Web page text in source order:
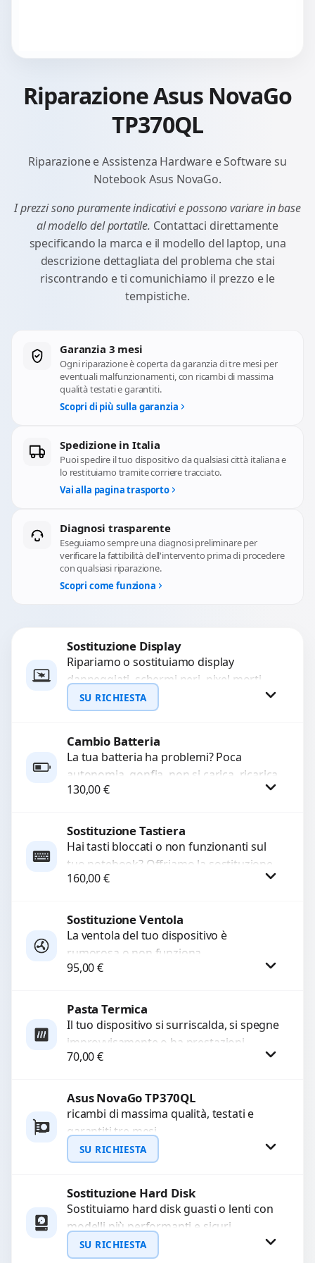
Riparazione Asus NovaGo
TP370QL
Riparazione e Assistenza Hardware e Software su
Notebook Asus NovaGo.
I prezzi sono puramente indicativi e possono variare in base
al modello del portatile. Contattaci direttamente
specificando la marca e il modello del laptop, una
descrizione dettagliata del problema che stai
riscontrando e ti comunichiamo il prezzo e le
tempistiche.
Garanzia 3 mesi
Ogni riparazione è coperta da garanzia di tre mesi per
eventuali malfunzionamenti, con ricambi di massima
qualità testati e garantiti.
Scopri di più sulla garanzia
Spedizione in Italia
Puoi spedire il tuo dispositivo da qualsiasi città italiana e
lo restituiamo tramite corriere tracciato.
Vai alla pagina trasporto
Diagnosi trasparente
Eseguiamo sempre una diagnosi preliminare per
verificare la fattibilità dell'intervento prima di procedere
con qualsiasi riparazione.
Scopri come funziona
Sostituzione Display
Ripariamo o sostituiamo display
danneggiati, schermi neri, pixel morti,
righe sullo schermo, vetro incrinato,
LCD rotto, aloni o colori sbiaditi,...
SU RICHIESTA
Richiedi Preventivo
WhatsApp
Cambio Batteria
La tua batteria ha problemi? Poca
autonomia, gonfia, non si carica, ricarica
lenta o cicli di ricarica esauriti?
130,00€
Procedi
Sostituzione Tastiera
Hai tasti bloccati o non funzionanti sul
tuo notebook? Offriamo la sostituzione
completa della tastiera con ricambi di
160,00€
Procedi
Sostituzione Ventola
La ventola del tuo dispositivo è
rumorosa o non funziona
correttamente? Offriamo la sostituzione
garantiti...
95,00€
Procedi
Pasta Termica
Il tuo dispositivo si surriscalda, si spegne
improvvisamente o ha prestazioni
rallentate a causa di polvere o pasta
70,00€
Procedi
Asus NovaGo TP370QL
ricambi di massima qualità, testati e
garantiti tre mesi
SU RICHIESTA
Richiedi Preventivo
WhatsApp
Sostituzione Hard Disk
Sostituiamo hard disk guasti o lenti con
modelli più performanti e sicuri.
Garantiamo la protezione dei dati e una
SU RICHIESTA